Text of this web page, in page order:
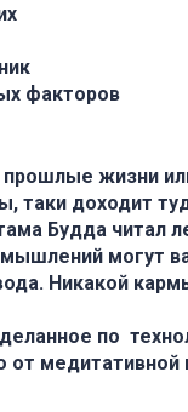
факторов
жизни
таки доходит
Будда читал
могут
Никакой
по
медитативной